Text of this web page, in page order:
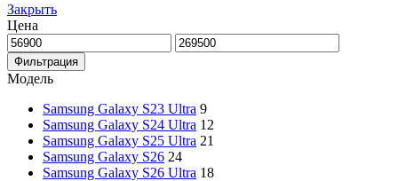
Закрыть
Цена
Минимальная
цена
Максимальная
цена
Фильтрация
Модель
Samsung Galaxy S23 Ultra 9
Samsung Galaxy S24 Ultra 12
Samsung Galaxy S25 Ultra 21
Samsung Galaxy S26 24
Samsung Galaxy S26 Ultra 18